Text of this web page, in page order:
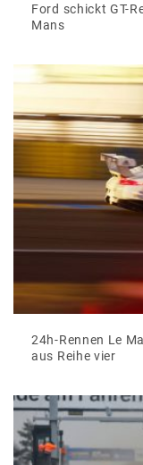
Ford schickt GT-
Mans
24h-Rennen Le
aus Reihe vier